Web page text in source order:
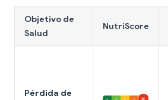
Objetivo de
Salud
NutriScore
Pérdida de